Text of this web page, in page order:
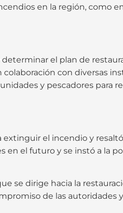
en la región, como
el plan de
colaboración con diversas
y pescadores para
el incendio y
en el futuro y se instó a la
se dirige hacia la
de las autoridades